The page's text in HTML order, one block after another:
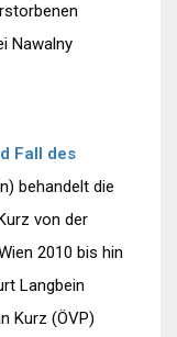
Nawalny
Fall des
behandelt die
von der
2010 bis hin
Langbein
Kurz (ÖVP)